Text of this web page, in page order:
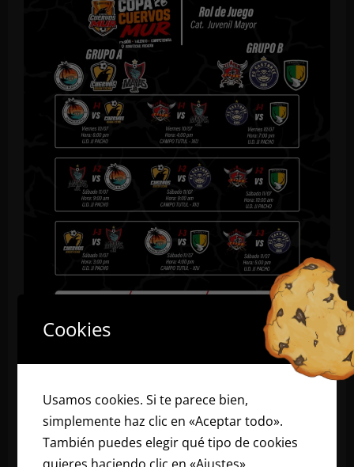
la
Liga
del
Mayab
Femenil:
Todo
listo
para
la
antesala
de
la
gran
final
Mayitas Jr emprende el viaje rumbo a la Copa
Cuervos MUR 2026 en Oxkutzcab
elpuucnoticias 10 de julio de 2026
Cookies
Usamos cookies. Si te parece bien,
simplemente haz clic en «Aceptar todo».
También puedes elegir qué tipo de cookies